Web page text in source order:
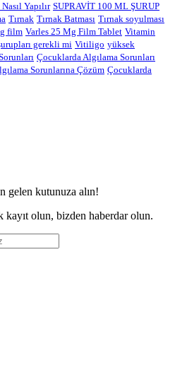
Yapılır SUPRAVİT 100 ML ŞURUP
Tırnak Tırnak Batması Tırnak soyulması
film Varles 25 Mg Film Tablet Vitamin
gerekli mi Vitiligo yüksek
Çocuklarda Algılama Sorunları
Sorunlarına Çözüm Çocuklarda
gelen kutunuza alın!
kayıt olun, bizden haberdar olun.